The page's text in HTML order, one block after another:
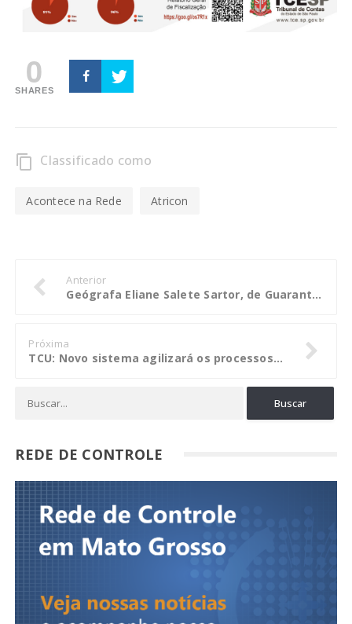
0
SHARES
content_copy Classificado como
Acontece na Rede Atricon
Anterior
Geógrafa Eliane Salete Sartor, de Guarantã do Norte, conta sua trajetória e comenta sobre o mercado de trabalho em MT
Próxima
TCU: Novo sistema agilizará os processos de tomada de contas especial
REDE DE CONTROLE